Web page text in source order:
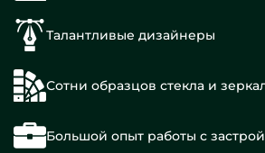
Талантливые дизайнеры
Сотни образцов стекла и
Большой опыт работы с
Прямоугольные